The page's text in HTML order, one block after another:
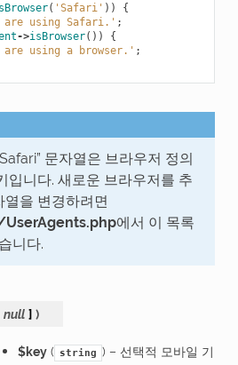
( 'Safari' ))
{
are using Safari.' ;
->isBrowser())
{
are using a browser.' ;
문자열은 브라우저 정의
입니다. 새로운 브라우저를 추
열을 변경하려면
에서 이 목록
니다.
null ] )
$key( string ) – 선택적 모바일 기